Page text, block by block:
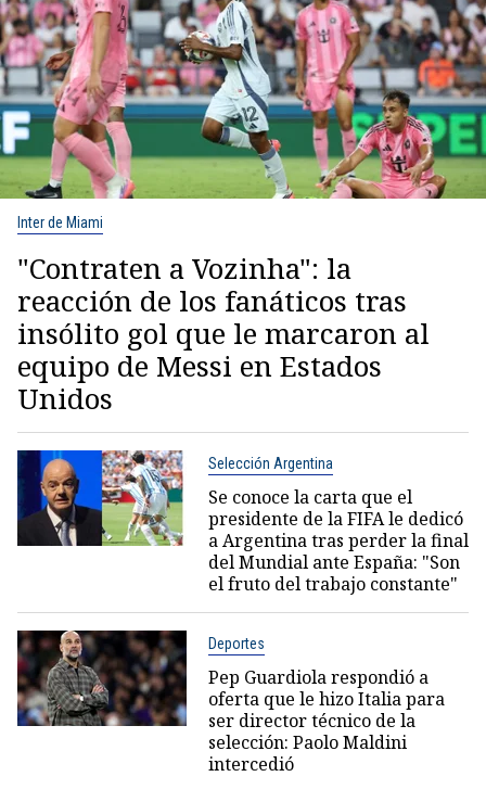
Inter de Miami
"Contraten a Vozinha": la
reacción de los fanáticos tras
insólito gol que le marcaron al
equipo de Messi en Estados
Unidos
Selección Argentina
Se conoce la carta que el
presidente de la FIFA le dedicó
a Argentina tras perder la final
del Mundial ante España: "Son
el fruto del trabajo constante"
Deportes
Pep Guardiola respondió a
oferta que le hizo Italia para
ser director técnico de la
selección: Paolo Maldini
intercedió